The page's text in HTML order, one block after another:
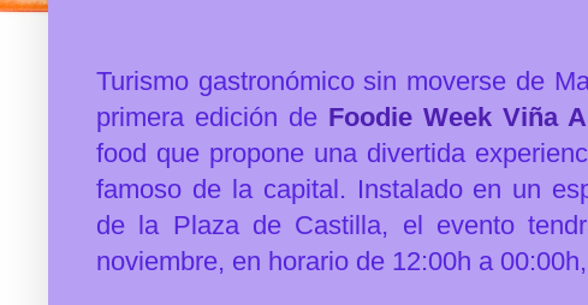
Turismo gastronómico sin moverse de
primera edición de Foodie Week Viña
food que propone una divertida
famoso de la capital. Instalado en un
de la Plaza de Castilla, el evento
noviembre, en horario de 12:00h a